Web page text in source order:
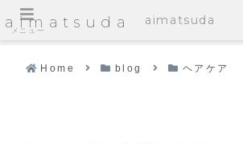
aimatsuda
Home blog ヘアケア
メニュー
aimatsuda